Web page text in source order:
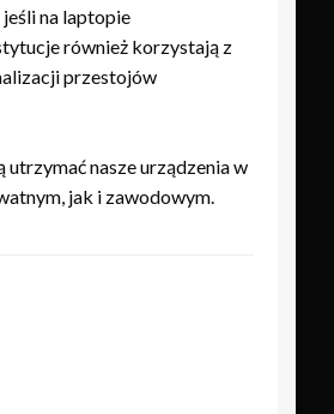
na laptopie
również korzystają z
przestojów
nasze urządzenia w
jak i zawodowym.